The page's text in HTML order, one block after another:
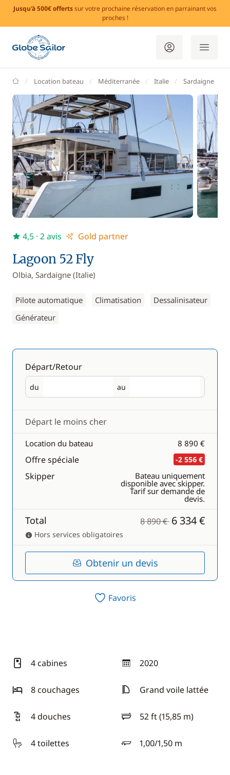
Jusqu'à 500€ offertssur votre prochaine réservation en parrainant vos
proches !
GlobeSailor
Location bateau Méditerranée Italie Sardaigne
Lagoon 52 Fly
Olbia, Sardaigne (Italie)
Pilote automatique Climatisation
Dessalinisateur
Générateur
4,5 · 2 avis Gold partner
Départ/Retour
du
Départ au
Retour
Départ le moins cher
Location du bateau 8 890 €
Offre spéciale -2 556 €
Skipper Bateau uniquement
disponible avec skipper.
Tarif sur demande de
devis.
Total 8 890 € 6 334 €
Hors services obligatoires
Obtenir un devis
Favoris
4 cabines 2020
année
8 couchages
Grand voile lattée
4 douches 52 ft (15,85 m)
longueur
4 toilettes
1,00/1,50 m
tirant d'eau